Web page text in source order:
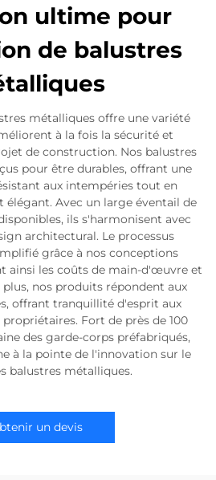
ultime pour
de balustres
métalliques offre une variété
à la fois la sécurité et
de construction. Nos balustres
pour être durables, offrant une
aux intempéries tout en
élégant. Avec un large éventail de
ils s'harmonisent avec
architectural. Le processus
grâce à nos conceptions
ainsi les coûts de main-d'œuvre et
nos produits répondent aux
offrant tranquillité d'esprit aux
Fort de près de 100
des garde-corps préfabriqués,
à la pointe de l'innovation sur le
balustres métalliques.
un devis